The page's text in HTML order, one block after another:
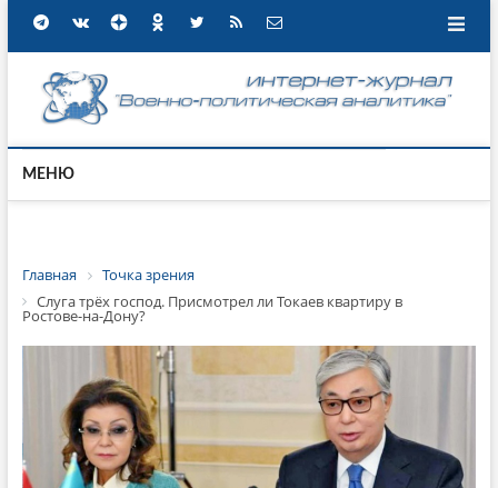
МЕНЮ
Главная
Точка зрения
Слуга трёх господ. Присмотрел ли Токаев квартиру в
Ростове-на-Дону?